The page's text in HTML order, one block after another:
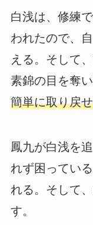
白浅は、修練
われたので、
える。そして
素錦の目を奪い
簡単に取り戻
鳳九が白浅を
れず困ってい
れる。そして
す。